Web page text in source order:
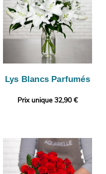
Lys Blancs Parfumés
Prix unique 32,90 €